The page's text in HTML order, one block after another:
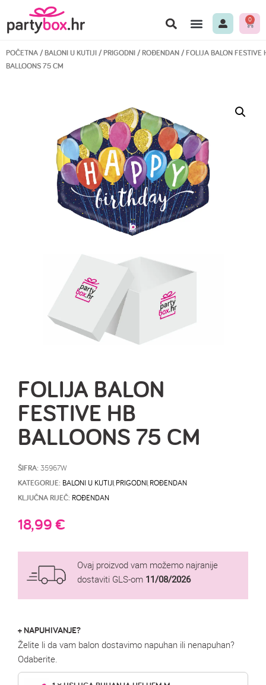
0
POČETNA/BALONI U KUTIJI/PRIGODNI/ROĐENDAN/ FOLIJA BALON FESTIVE
BALLOONS 75 CM
FOLIJA BALON
FESTIVE HB
BALLOONS 75 CM
ŠIFRA: 35967W
KATEGORIJE: BALONI U KUTIJI PRIGODNI ROĐENDAN
KLJUČNA RIJEČ: ROĐENDAN
18,99€
Ovaj proizvod vam možemo najranije
dostaviti GLS-om 11/08/2026
+ NAPUHIVANJE?
Želite li da vam balon dostavimo napuhan ili nenapuhan?
Odaberite.